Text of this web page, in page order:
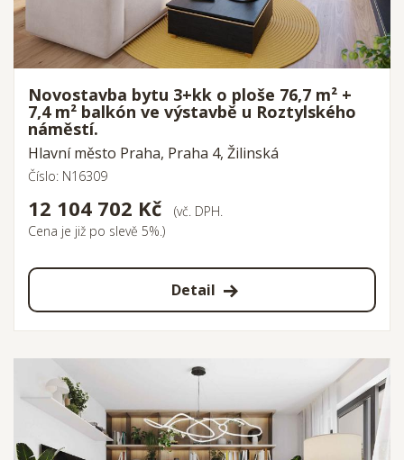
Novostavba bytu 3+kk o ploše 76,7 m² +
7,4 m² balkón ve výstavbě u Roztylského
náměstí.
Hlavní město Praha, Praha 4, Žilinská
Číslo: N16309
12 104 702 Kč
(vč. DPH.
Cena je již po slevě 5%.)
Detail